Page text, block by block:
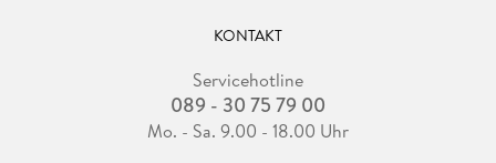
KONTAKT
Servicehotline
089 - 30 75 79 00
Mo. - Sa. 9.00 - 18.00 Uhr